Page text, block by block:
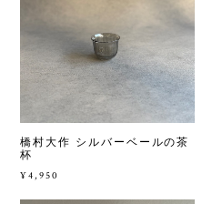
橋村大作 シルバーベールの茶
杯
¥4,950